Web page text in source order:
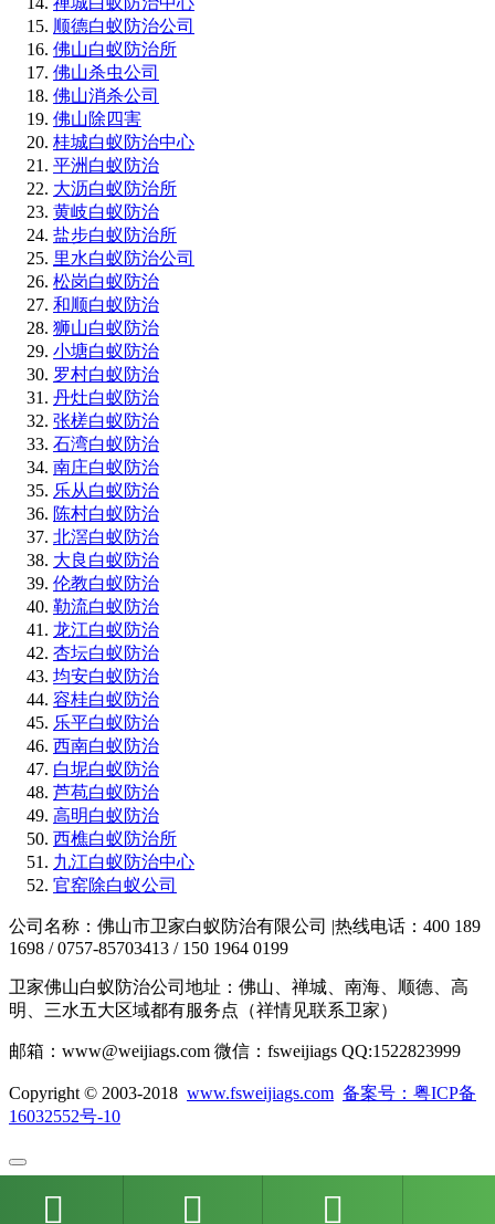
顺德白蚁防治公司
佛山白蚁防治所
佛山杀虫公司
佛山消杀公司
佛山除四害
桂城白蚁防治中心
平洲白蚁防治
大沥白蚁防治所
黄岐白蚁防治
盐步白蚁防治所
里水白蚁防治公司
松岗白蚁防治
和顺白蚁防治
狮山白蚁防治
小塘白蚁防治
罗村白蚁防治
丹灶白蚁防治
张槎白蚁防治
石湾白蚁防治
南庄白蚁防治
乐从白蚁防治
陈村白蚁防治
北滘白蚁防治
大良白蚁防治
伦教白蚁防治
勒流白蚁防治
龙江白蚁防治
杏坛白蚁防治
均安白蚁防治
容桂白蚁防治
乐平白蚁防治
西南白蚁防治
白坭白蚁防治
芦苞白蚁防治
高明白蚁防治
西樵白蚁防治所
九江白蚁防治中心
官窑除白蚁公司
公司名称：佛山市卫家白蚁防治有限公司 |热线电话：400 189
1698 / 0757-85703413 / 150 1964 0199
卫家佛山白蚁防治公司地址：佛山、禅城、南海、顺德、高
明、三水五大区域都有服务点（祥情见联系卫家）
邮箱：www@weijiags.com 微信：fsweijiags QQ:1522823999
Copyright © 2003-2018 www.fsweijiags.com 备案号：粤ICP备
16032552号-10